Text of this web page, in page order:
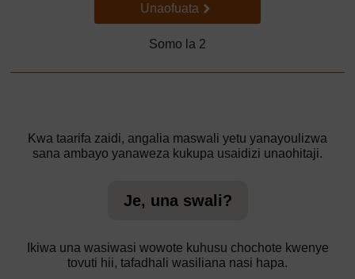
Go to next page
Unaofuata
Somo la 2
Kwa taarifa zaidi, angalia maswali yetu yanayoulizwa
sana ambayo yanaweza kukupa usaidizi unaohitaji.
Je, una swali?
Ikiwa una wasiwasi wowote kuhusu chochote kwenye
tovuti hii, tafadhali wasiliana nasi hapa.